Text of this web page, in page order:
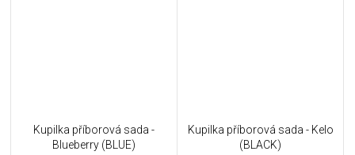
Kupilka příborová sada -
Blueberry (BLUE)
Kupilka příborová sada - Kelo
(BLACK)